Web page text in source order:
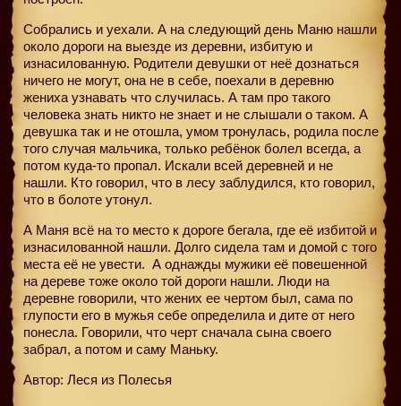
Собрались и уехали. А на следующий день Маню нашли
около дороги на выезде из деревни, избитую и
изнасилованную. Родители девушки от неё дознаться
ничего не могут, она не в себе, поехали в деревню
жениха узнавать что случилась. А там про такого
человека знать никто не знает и не слышали о таком. А
девушка так и не отошла, умом тронулась, родила после
того случая мальчика, только ребёнок болел всегда, а
потом куда-то пропал. Искали всей деревней и не
нашли. Кто говорил, что в лесу заблудился, кто говорил,
что в болоте утонул.
А Маня всё на то место к дороге бегала, где её избитой и
изнасилованной нашли. Долго сидела там и домой с того
места её не увести. А однажды мужики её повешенной
на дереве тоже около той дороги нашли. Люди на
деревне говорили, что жених ее чертом был, сама по
глупости его в мужья себе определила и дите от него
понесла. Говорили, что черт сначала сына своего
забрал, а потом и саму Маньку.
Автор: Леся из Полесья